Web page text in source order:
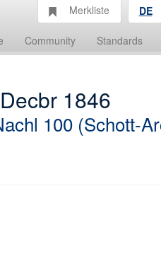
Community Standards
Merkliste DE
1846
100 (Schott-